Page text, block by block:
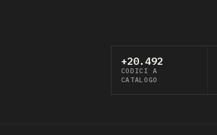
+20.492
CODICI A
CATALOGO